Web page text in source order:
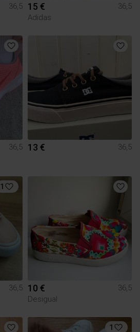
36,5
15 €
36,5
Adidas
36,5
13 € 36,5
1
36,5
10 €
36,5
Desigual
1